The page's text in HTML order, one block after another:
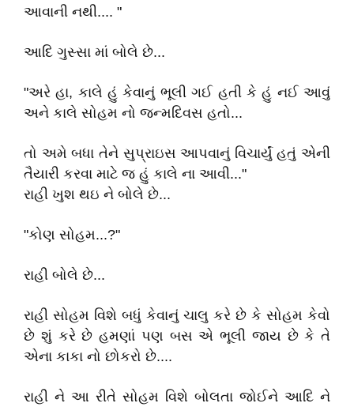
આવાની નથી.... "
આદિ ગુસ્સા માં બોલે છે...
"અરે હા, કાલે હું કેવાનું ભૂલી ગઈ હતી કે હું નઈ આવું
અને કાલે સોહમ નો જન્મદિવસ હતો...
તો અમે બધા તેને સુપ્રાઇસ આપવાનું વિચાર્યું હતું એની
તૈયારી કરવા માટે જ હું કાલે ના આવી..."
રાહી ખુશ થઇ ને બોલે છે...
"કોણ સોહમ...?"
રાહી બોલે છે...
રાહી સોહમ વિશે બધું કેવાનું ચાલુ કરે છે કે સોહમ કેવો
છે શું કરે છે હમણાં પણ બસ એ ભૂલી જાય છે કે તે
એના કાકા નો છોકરો છે....
રાહી ને આ રીતે સોહમ વિશે બોલતા જોઈને આદિ ને